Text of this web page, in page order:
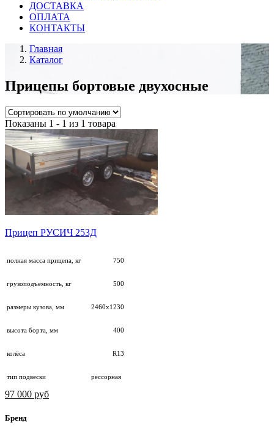
ДОСТАВКА
ОПЛАТА
КОНТАКТЫ
Главная
Каталог
Прицепы бортовые двухосные
Показаны 1 - 1 из 1 товара
Прицеп РУСИЧ 253Д
полная масса прицепа, кг 750
грузоподъемность, кг 500
размеры кузова, мм 2460х1230
высота борта, мм 400
колёса R13
тип подвески рессорная
97 000 руб
Бренд